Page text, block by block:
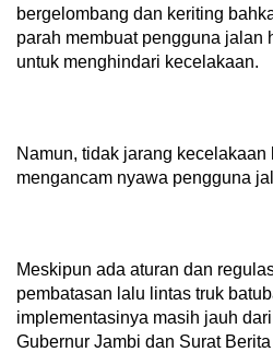
bergelombang dan keriting
parah membuat pengguna jalan
untuk menghindari kecelakaan.
Namun, tidak jarang
mengancam nyawa pengguna
Meskipun ada aturan dan
pembatasan lalu lintas truk
implementasinya masih jauh
Gubernur Jambi dan Surat